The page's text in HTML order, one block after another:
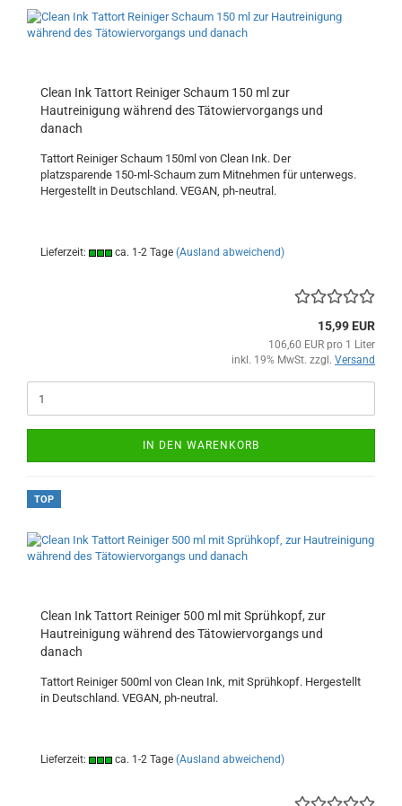
Clean Ink Tattort Reiniger Schaum 150 ml zur
Hautreinigung während des Tätowiervorgangs und
danach
Tattort Reiniger Schaum 150ml von Clean Ink. Der
platzsparende 150-ml-Schaum zum Mitnehmen für unterwegs.
Hergestellt in Deutschland. VEGAN, ph-neutral.
Lieferzeit: ca. 1-2 Tage (Ausland abweichend)
15,99 EUR
106,60 EUR pro 1 Liter
inkl. 19% MwSt. zzgl. Versand
IN DEN WARENKORB
TOP
Clean Ink Tattort Reiniger 500 ml mit Sprühkopf, zur
Hautreinigung während des Tätowiervorgangs und
danach
Tattort Reiniger 500ml von Clean Ink, mit Sprühkopf. Hergestellt
in Deutschland. VEGAN, ph-neutral.
Lieferzeit: ca. 1-2 Tage (Ausland abweichend)